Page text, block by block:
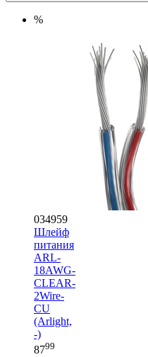
%
034959
Шлейф
питания
ARL-
18AWG-
CLEAR-
2Wire-
CU
(Arlight,
-)
8799